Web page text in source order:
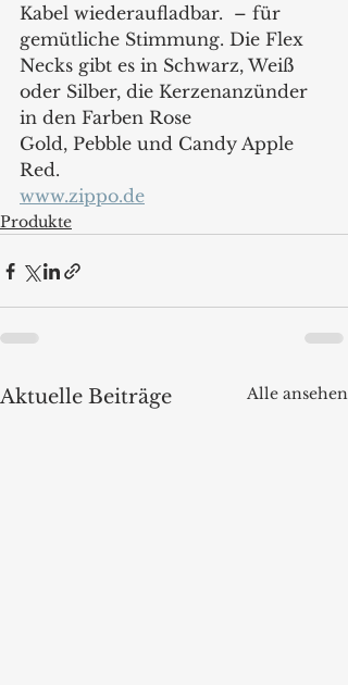
Kabel wiederaufladbar.  – für
gemütliche Stimmung. Die Flex
Necks gibt es in Schwarz, Weiß
oder Silber, die Kerzenanzünder
in den Farben Rose
Gold, Pebble und Candy Apple
Red.
www.zippo.de
Produkte
Aktuelle Beiträge Alle ansehen